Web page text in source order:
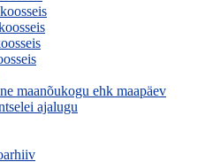
maanõukogu ehk maapäev
ajalugu